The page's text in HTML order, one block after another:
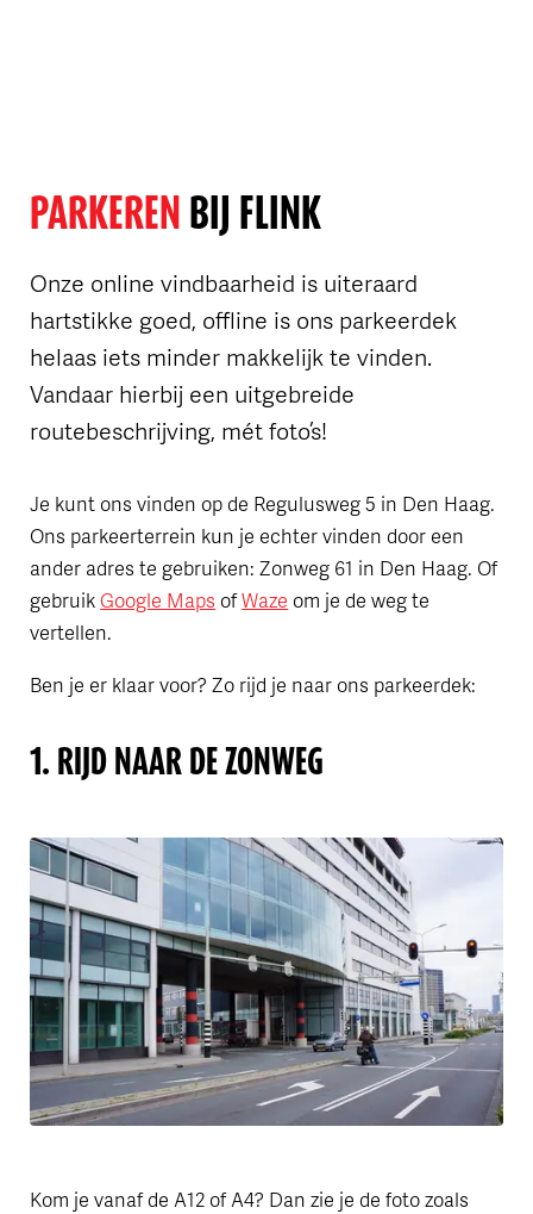
PARKEREN BIJ FLINK
Onze online vindbaarheid is uiteraard
hartstikke goed, offline is ons parkeerdek
helaas iets minder makkelijk te vinden.
Vandaar hierbij een uitgebreide
routebeschrijving, mét foto’s!
Je kunt ons vinden op de Regulusweg 5 in Den Haag.
Ons parkeerterrein kun je echter vinden door een
ander adres te gebruiken: Zonweg 61 in Den Haag. Of
gebruik Google Maps ofWaze om je de weg te
vertellen.
Ben je er klaar voor? Zo rijd je naar ons parkeerdek:
1. RIJD NAAR DE ZONWEG
Kom je vanaf de A12 of A4? Dan zie je de foto zoals